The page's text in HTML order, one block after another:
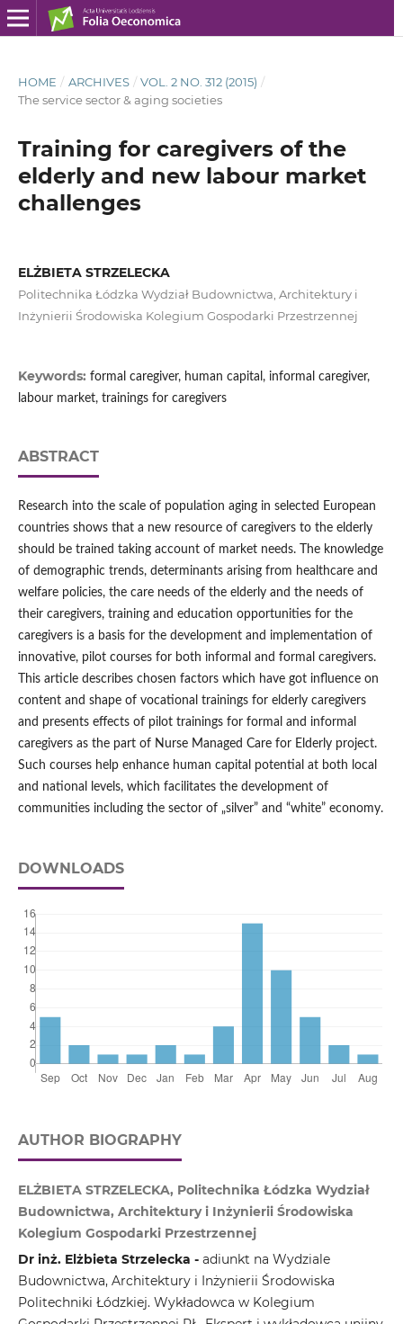
HOME / ARCHIVES / VOL. 2 NO. 312 (2015) /
The service sector & aging societies
Training for caregivers of the
elderly and new labour market
challenges
ELŻBIETA STRZELECKA
Politechnika Łódzka Wydział Budownictwa, Architektury i
Inżynierii Środowiska Kolegium Gospodarki Przestrzennej
Keywords: formal caregiver, human capital, informal caregiver,
labour market, trainings for caregivers
ABSTRACT
Research into the scale of population aging in selected European
countries shows that a new resource of caregivers to the elderly
should be trained taking account of market needs. The knowledge
of demographic trends, determinants arising from healthcare and
welfare policies, the care needs of the elderly and the needs of
their caregivers, training and education opportunities for the
caregivers is a basis for the development and implementation of
innovative, pilot courses for both informal and formal caregivers.
This article describes chosen factors which have got influence on
content and shape of vocational trainings for elderly caregivers
and presents effects of pilot trainings for formal and informal
caregivers as the part of Nurse Managed Care for Elderly project.
Such courses help enhance human capital potential at both local
and national levels, which facilitates the development of
communities including the sector of „silver” and “white” economy.
DOWNLOADS
AUTHOR BIOGRAPHY
ELŻBIETA STRZELECKA, Politechnika Łódzka Wydział
Budownictwa, Architektury i Inżynierii Środowiska
Kolegium Gospodarki Przestrzennej
Dr inż. Elżbieta Strzelecka - adiunkt na Wydziale
Budownictwa, Architektury i Inżynierii Środowiska
Politechniki Łódzkiej. Wykładowca w Kolegium